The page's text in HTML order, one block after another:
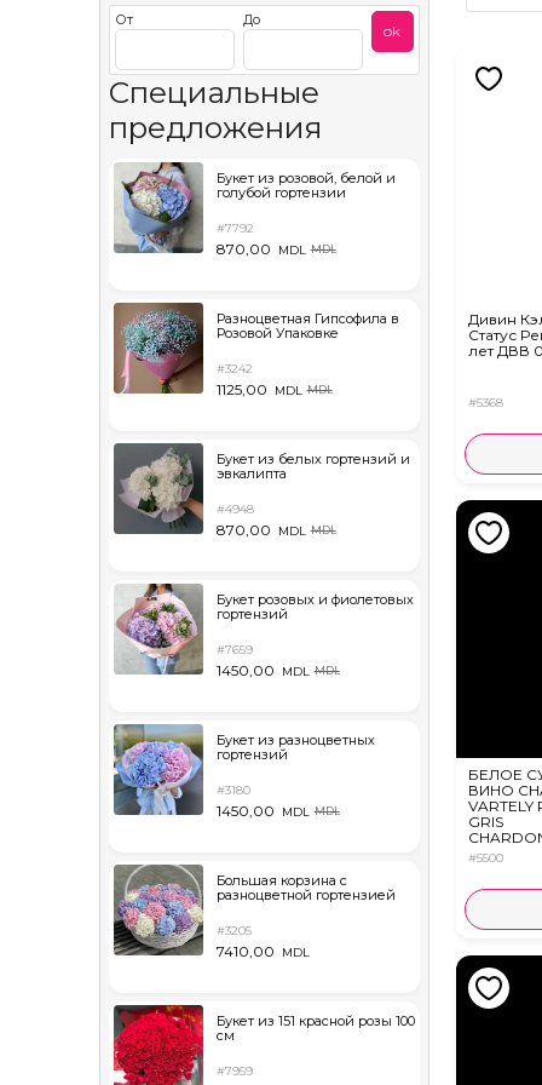
От До
ok
Специальные
предложения
Букет из розовой, белой и
голубой гортензии
#7792
870,00 MDL MDL
Разноцветная Гипсофила в
Розовой Упаковке
#3242
1125,00 MDL MDL
Букет из белых гортензий и
эвкалипта
#4948
870,00 MDL MDL
Букет розовых и фиолетовых
гортензий
#7659
1450,00 MDL MDL
Букет из разноцветных
гортензий
#3180
1450,00 MDL MDL
Большая корзина с
разноцветной гортензией
#3205
7410,00 MDL
Букет из 151 красной розы 100
см
#7959
Дивин
Статус
лет ДВВ
#5368
БЕЛОЕ
ВИНО
VARTELY
GRIS
0,75л
#5500